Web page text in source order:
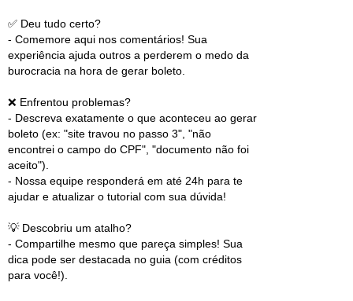
✅ Deu tudo certo?
- Comemore aqui nos comentários! Sua
experiência ajuda outros a perderem o medo da
burocracia na hora de gerar boleto.
❌ Enfrentou problemas?
- Descreva exatamente o que aconteceu ao gerar
boleto (ex: "site travou no passo 3", "não
encontrei o campo do CPF", "documento não foi
aceito").
- Nossa equipe responderá em até 24h para te
ajudar e atualizar o tutorial com sua dúvida!
💡 Descobriu um atalho?
- Compartilhe mesmo que pareça simples! Sua
dica pode ser destacada no guia (com créditos
para você!).